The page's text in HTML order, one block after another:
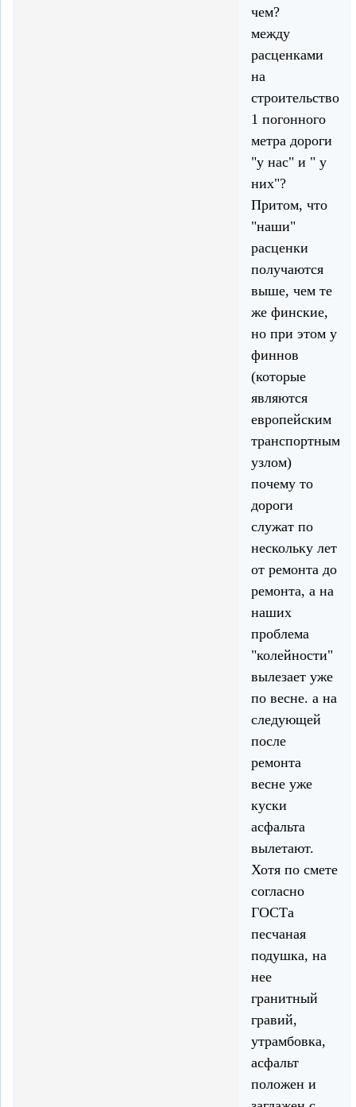
чем?
между
расценками
на
строительство
1 погонного
метра дороги
"у нас" и " у
них"?
Притом, что
"наши"
расценки
получаются
выше, чем те
же финские,
но при этом у
финнов
(которые
являются
европейским
транспортным
узлом)
почему то
дороги
служат по
нескольку лет
от ремонта до
ремонта, а на
наших
проблема
"колейности"
вылезает уже
по весне. а на
следующей
после
ремонта
весне уже
куски
асфальта
вылетают.
Хотя по смете
согласно
ГОСТа
песчаная
подушка, на
нее
гранитный
гравий,
утрамбовка,
асфальт
положен и